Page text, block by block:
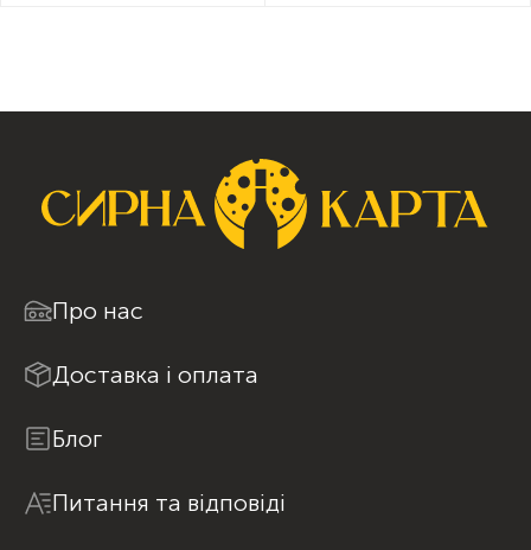
Про нас
Доставка і оплата
Блог
Питання та відповіді